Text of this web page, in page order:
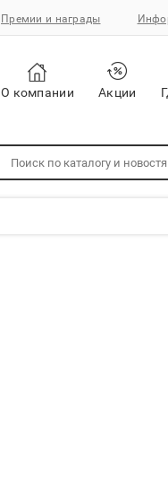
Премии и награды
О компании Акции